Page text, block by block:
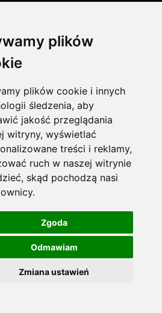
plików
plików cookie i innych
śledzenia, aby
jakość przeglądania
witryny, wyświetlać
treści i reklamy,
ruch w naszej witrynie
skąd pochodzą nasi
Zgoda
Odmawiam
Zmiana ustawień
do odstapienia od umowy
i formy płatności
prywatności
24H